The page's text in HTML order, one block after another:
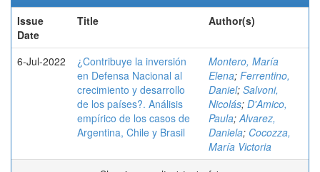
Issue
Date
Title Author(s)
6-Jul-2022
¿Contribuye la inversión
en Defensa Nacional al
crecimiento y desarrollo
de los países?. Análisis
empírico de los casos de
Argentina, Chile y Brasil
Montero, María
Elena; Ferrentino,
Daniel; Salvoni,
Nicolás; D'Amico,
Paula;Alvarez,
Daniela; Cocozza,
María Victoria